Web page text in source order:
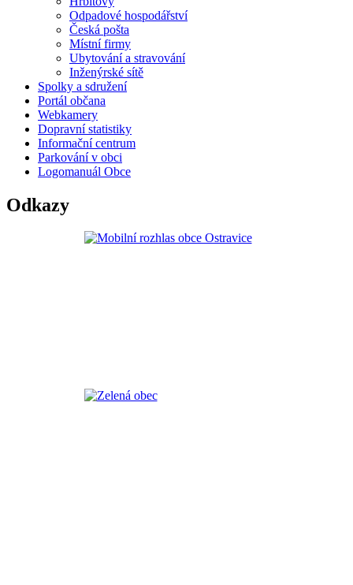
Odpadové hospodářství
Česká pošta
Místní firmy
Ubytování a stravování
Inženýrské sítě
Spolky a sdružení
Portál občana
Webkamery
Dopravní statistiky
Informační centrum
Parkování v obci
Logomanuál Obce
Odkazy